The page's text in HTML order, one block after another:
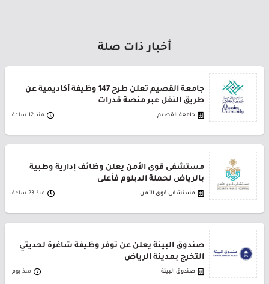
أخبار ذات صلة
جامعة القصيم تعلن طرح 147 وظيفة أكاديمية عن
طريق النقل عبر منصة قدرات
جامعة القصيم منذ 12 ساعة
مستشفى قوى الأمن يعلن وظائف إدارية وطبية
بالرياض لحملة الدبلوم فأعلى
مستشفى قوى الأمن منذ 23 ساعة
صندوق البيئة يعلن عن توفر وظيفة شاغرة لحديثي
التخرج بمدينة الرياض
صندوق البيئة منذ يوم